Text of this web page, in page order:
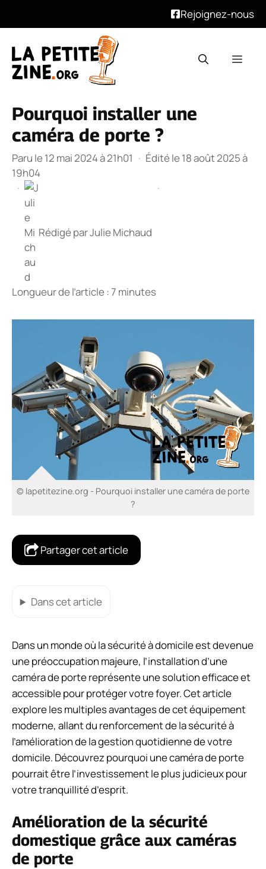
Rejoignez-nous
contenu
Pourquoi installer une
caméra de porte ?
Paru le 12 mai 2024 à 21h01 · Édité le 18 août 2025 à
19h04
·
Rédigé parJulie Michaud
·
Longueur de l’article : 7 minutes
© lapetitezine.org - Pourquoi installer une caméra de porte
?
Partager cet article
Dans cet article
Dans un monde où la sécurité à domicile est devenue
une préoccupation majeure, l’installation d’une
caméra de porte représente une solution efficace et
accessible pour protéger votre foyer. Cet article
explore les multiples avantages de cet équipement
moderne, allant du renforcement de la sécurité à
l’amélioration de la gestion quotidienne de votre
domicile. Découvrez pourquoi une caméra de porte
pourrait être l’investissement le plus judicieux pour
votre tranquillité d’esprit.
Amélioration de la sécurité
domestique grâce aux caméras
de porte